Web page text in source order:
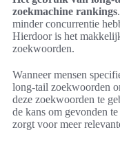
zoekmachine rankings
minder concurrentie
Hierdoor is het
zoekwoorden.
Wanneer mensen
long-tail zoekwoorden
deze zoekwoorden te
de kans om gevonden
zorgt voor meer